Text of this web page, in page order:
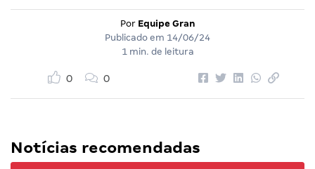
Por Equipe Gran
Publicado em 14/06/24
1 min. de leitura
0 0
Notícias recomendadas